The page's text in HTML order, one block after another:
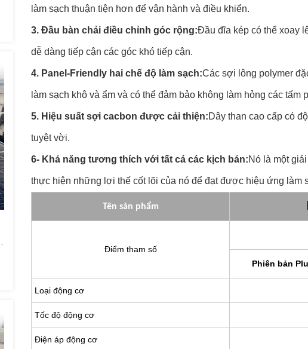
làm sạch thuận tiện hơn để vận hành và điều khiển.
3. Đầu bàn chải điều chỉnh góc rộng:Đầu đĩa kép có thể xoay
dễ dàng tiếp cận các góc khó tiếp cận.
4. Panel-Friendly hai chế độ làm sạch:Các sợi lông polymer
làm sạch khô và ẩm và có thể đảm bảo không làm hỏng các tấm
5. Hiệu suất sợi cacbon được cải thiện:Dây than cao cấp có
tuyệt vời.
6- Khả năng tương thích với tất cả các kịch bản:Nó là một
thực hiện những lợi thế cốt lõi của nó để đạt được hiệu ứng làm
Tên sản phẩm
Điểm tham số
Phiên bản
Loại động cơ
Tốc độ động cơ
Điện áp động cơ